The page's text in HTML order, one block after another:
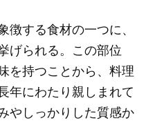
徴する食材の一つに、
られる。 この部位
を持つことから、料理
年にわたり親しまれて
やしっかりした質感か